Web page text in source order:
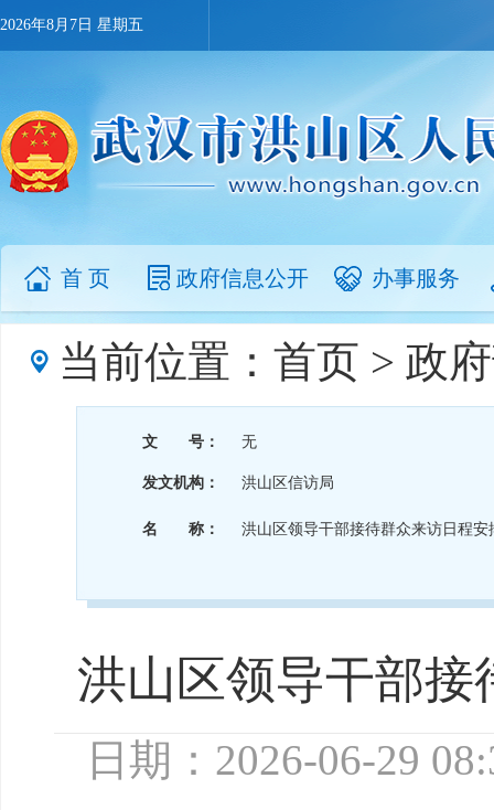
2026年8月7日 星期五
首 页 政府信息公开 办事服务
当前位置： 首页 > 政
文 号： 无
发文机构： 洪山区信访局
名 称： 洪山区领导干部接待群众来访日程安
洪山区领导干部接
日期：2026-06-29